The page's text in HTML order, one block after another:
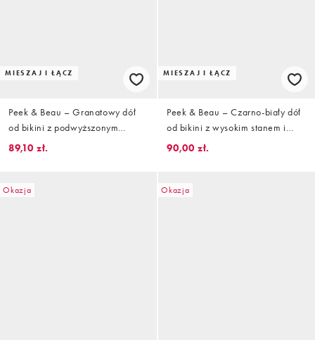
MIESZAJ I ŁĄCZ
Peek & Beau – Granatowy dół
od bikini z podwyższonym
stanem i haftem angielskim
89,10 zł.
MIESZAJ I ŁĄCZ
Peek & Beau – Czarno-biały dół
od bikini z wysokim stanem i
falowanym brzegiem w kratkę
90,00 zł.
Okazja Okazja